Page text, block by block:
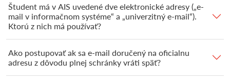
Študent má v AIS uvedené dve elektronické adresy („e-
mail v informačnom systéme“ a „univerzitný e-mail“).
Ktorú z nich má používať?
Ako postupovať ak sa e-mail doručený na oficialnu
adresu z dôvodu plnej schránky vráti späť?